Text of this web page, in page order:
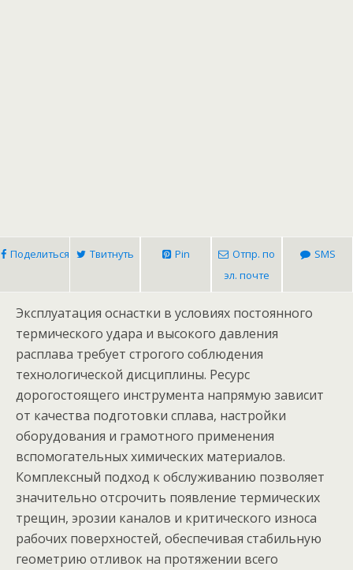
Поделиться Твитнуть Pin
Отпр. по
эл. почте
SMS
Эксплуатация оснастки в условиях постоянного
термического удара и высокого давления
расплава требует строгого соблюдения
технологической дисциплины. Ресурс
дорогостоящего инструмента напрямую зависит
от качества подготовки сплава, настройки
оборудования и грамотного применения
вспомогательных химических материалов.
Комплексный подход к обслуживанию позволяет
значительно отсрочить появление термических
трещин, эрозии каналов и критического износа
рабочих поверхностей, обеспечивая стабильную
геометрию отливок на протяжении всего